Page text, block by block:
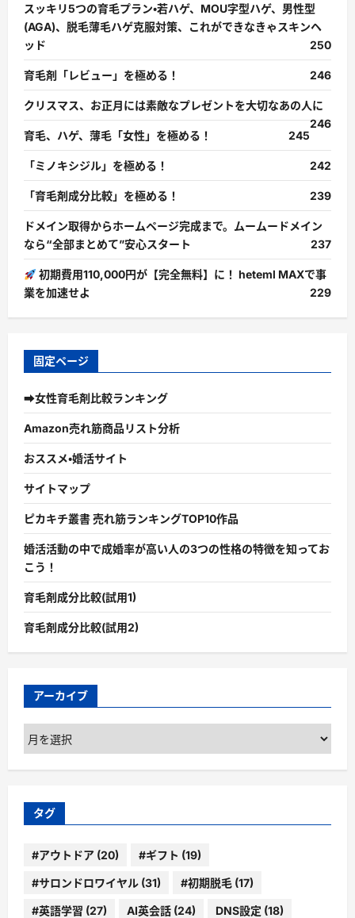
スッキリ5つの育毛プラン・若ハゲ、MOU字型ハゲ、男性型
(AGA)、脱毛薄毛ハゲ克服対策、これができなきゃスキンヘ
ッド
250
育毛剤「レビュー」を極める！ 246
クリスマス、お正月には素敵なプレゼントを大切なあの人に
246
育毛、ハゲ、薄毛「女性」を極める！
245
「ミノキシジル」を極める！ 242
「育毛剤成分比較」を極める！ 239
ドメイン取得からホームページ完成まで。ムームードメイン
なら“全部まとめて”安心スタート
237
初期費用110,000円が【完全無料】に！ heteml MAXで事
業を加速せよ
229
固定ページ
➡女性育毛剤比較ランキング
Amazon売れ筋商品リスト分析
おススメ・婚活サイト
サイトマップ
ピカキチ叢書 売れ筋ランキングTOP10作品
婚活活動の中で成婚率が高い人の3つの性格の特徴を知ってお
こう！
育毛剤成分比較(試用1)
育毛剤成分比較(試用2)
アーカイブ
ア
ー
カ
ブ
タグ
#アウトドア (20) #ギフト (19)
#サロンドロワイヤル (31) #初期脱毛 (17)
#英語学習 (27) AI英会話 (24) DNS設定 (18)